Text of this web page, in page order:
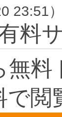
23:51）
料
無料
で閲